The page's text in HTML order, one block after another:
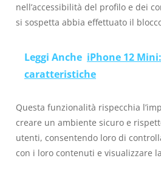
nell’accessibilità del profilo e dei
si sospetta abbia effettuato il
Leggi Anche iPhone 12
caratteristiche
Questa funzionalità rispecchia
creare un ambiente sicuro e
utenti, consentendo loro di
con i loro contenuti e visualizzare